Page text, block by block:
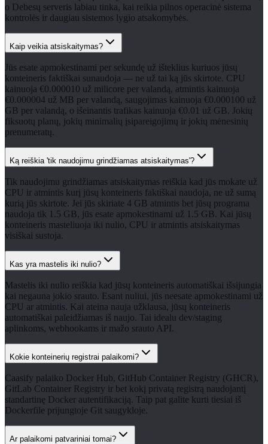
o Debesų serveris labiau tinka, kai reikia pilnos operacinė sistema
kontrolės ir daugiau sistemos lygio atsakomybės.
Kaip veikia atsiskaitymas?
Jūs esate apmokestinami per sekundę už išteklius kuriuos jūsų
konteineris faktiškai sunaudoja — ne už tai ką jūs skirtote. CPU
kainuoja €0.000010 už milicore per valandą, atmintis kainuoja
€0.000004 už MB per valandą, saugojimas kainuoja €0.000100 už
GB per valandą, o išeinantis trafikas kainuoja €0.01 už GB. Jokių
fiksuotų planų, jokių minimalių įsipareigojimų ir jokių mėnesinių
prenumeratų.
Ką reiškia 'tik naudojimu grindžiamas atsiskaitymas'?
Tik naudojimu grindžiamas atsiskaitymas reiškia kad jūs mokate už
CPU ir atmintis kurį jūsų konteineris faktiškai naudoja, ne už sumą
kurią jūs skirtote. Jei jūs skiriate 4 GB atmintis bet jūsų programa
naudoja tik 1.5 GB, jūs esate apmokestinami už 1.5 GB. Kai jūsų
konteineris masteliuoja iki nulio, CPU ir atmintis atsiskaitymas
visiškai sustoja.
Kas yra mastelis iki nulio?
Mastelis iki nulio reiškia kad jūsų konteineris automatiškai išsijungia
kai negauna jokio srauto. Esant nuliui, jūs neesate apmokestinami už
CPU ar atmintis. Kai ateina nauja užklausa, jūsų konteineris
automatiškai paleidžiamas iš naujo. Tai idealu dev/staging
aplinkoms, webhookams ir mažo srauto API.
Kokie konteinerių registrai palaikomi?
Caasify palaiko Docker Hub, GitHub Container Registry (GHCR),
GitLab Container Registry ir bet kokį privatą registrą naudojantį
standartinę Docker autentifikaciją. Taip pat galite kurti tiesiai iš
Dockerfile prijungtoje Git saugykloje.
Ar palaikomi patvariniai tomai?